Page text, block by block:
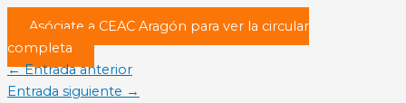
Asóciate a CEAC Aragón para ver la circular
completa
←Entrada anterior
Entrada siguiente →